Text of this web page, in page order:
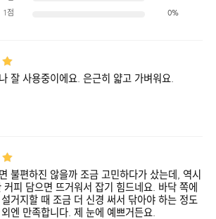
1점 0%
잘 사용중이에요. 은근히 얇고 가벼워요.
불편하진 않을까 조금 고민하다가 샀는데, 역시
커피 담으면 뜨거워서 잡기 힘드네요. 바닥 쪽에
거지할 때 조금 더 신경 써서 닦아야 하는 정도
엔 만족합니다. 제 눈에 예쁘거든요.